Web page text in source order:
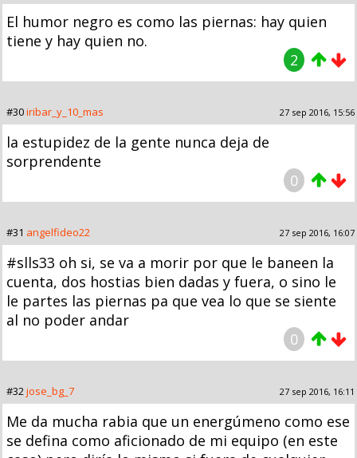
El humor negro es como las piernas: hay quien
tiene y hay quien no.
2
#30iribar_y_10_mas 27 sep 2016, 15:56
la estupidez de la gente nunca deja de
sorprendente
0
#31 angelfideo22 27 sep 2016, 16:07
#slls33 oh si, se va a morir por que le baneen la
cuenta, dos hostias bien dadas y fuera, o sino le
le partes las piernas pa que vea lo que se siente
al no poder andar
0
#32jose_bg_7 27 sep 2016, 16:11
Me da mucha rabia que un energúmeno como ese
se defina como aficionado de mi equipo (en este